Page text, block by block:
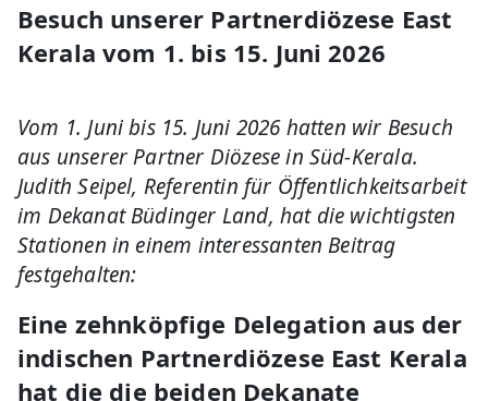
Besuch unserer Partnerdiözese East
Kerala vom 1. bis 15. Juni 2026
Vom 1. Juni bis 15. Juni 2026 hatten wir Besuch
aus unserer Partner Diözese in Süd-Kerala.
Judith Seipel, Referentin für Öffentlichkeitsarbeit
im Dekanat Büdinger Land, hat die wichtigsten
Stationen in einem interessanten Beitrag
festgehalten:
Eine zehnköpfige Delegation aus der
indischen Partnerdiözese East Kerala
hat die die beiden Dekanate